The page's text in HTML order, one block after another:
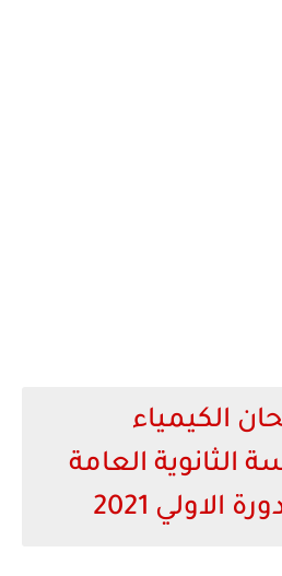
الكيمياء
الثانوية العامة
الاولي 2021